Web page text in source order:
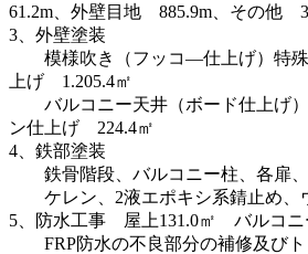
61.2m、外壁目地 885.9m、その他
3、外壁塗装
模様吹き（フッコ―仕上げ）特殊
上げ 1.205.4㎡
バルコニー天井（ボード仕上げ
ン仕上げ 224.4㎡
4、鉄部塗装
鉄骨階段、バルコニー柱、各扉
ケレン、2液エポキシ系錆止め、
5、防水工事 屋上131.0㎡ バルコニ
FRP防水の不良部分の補修及びト